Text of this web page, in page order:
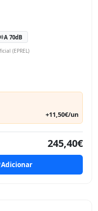
A 70dB
(EPREL)
+11,50€/un
245,40€
Adicionar